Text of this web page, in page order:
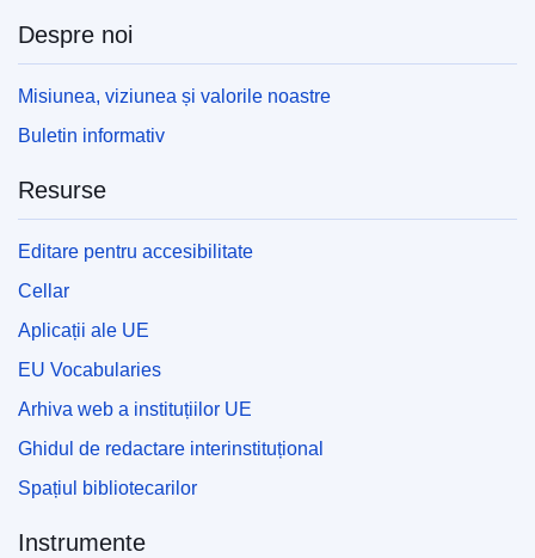
Despre noi
Misiunea, viziunea și valorile noastre
Buletin informativ
Resurse
Editare pentru accesibilitate
Cellar
Aplicații ale UE
EU Vocabularies
Arhiva web a instituțiilor UE
Ghidul de redactare interinstituțional
Spațiul bibliotecarilor
Instrumente